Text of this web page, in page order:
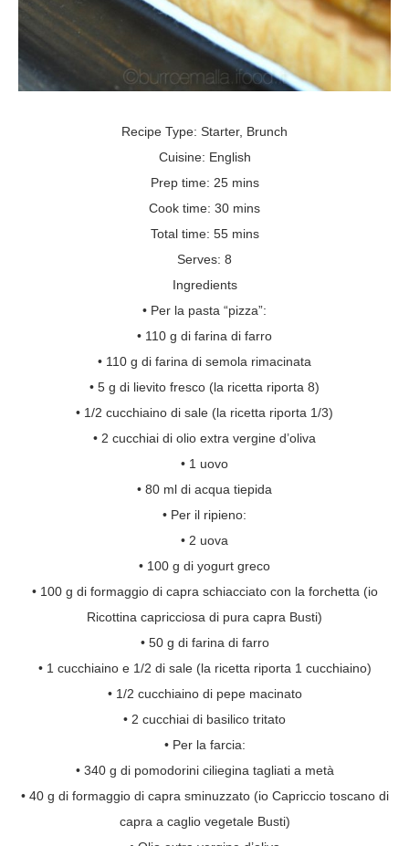
Recipe Type: Starter, Brunch
Cuisine: English
Prep time: 25 mins
Cook time: 30 mins
Total time: 55 mins
Serves: 8
Ingredients
• Per la pasta “pizza”:
• 110 g di farina di farro
• 110 g di farina di semola rimacinata
• 5 g di lievito fresco (la ricetta riporta 8)
• 1/2 cucchiaino di sale (la ricetta riporta 1/3)
• 2 cucchiai di olio extra vergine d’oliva
• 1 uovo
• 80 ml di acqua tiepida
• Per il ripieno:
• 2 uova
• 100 g di yogurt greco
• 100 g di formaggio di capra schiacciato con la forchetta (io
Ricottina capricciosa di pura capra Busti)
• 50 g di farina di farro
• 1 cucchiaino e 1/2 di sale (la ricetta riporta 1 cucchiaino)
• 1/2 cucchiaino di pepe macinato
• 2 cucchiai di basilico tritato
• Per la farcia:
• 340 g di pomodorini ciliegina tagliati a metà
• 40 g di formaggio di capra sminuzzato (io Capriccio toscano di
capra a caglio vegetale Busti)